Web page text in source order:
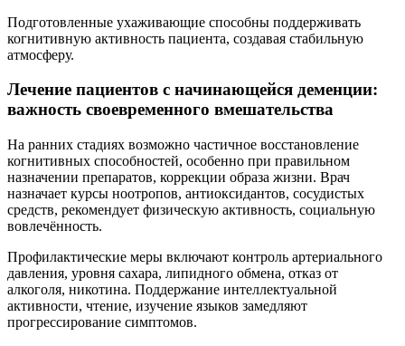
Подготовленные ухаживающие способны поддерживать
когнитивную активность пациента, создавая стабильную
атмосферу.
Лечение пациентов с начинающейся деменции:
важность своевременного вмешательства
На ранних стадиях возможно частичное восстановление
когнитивных способностей, особенно при правильном
назначении препаратов, коррекции образа жизни. Врач
назначает курсы ноотропов, антиоксидантов, сосудистых
средств, рекомендует физическую активность, социальную
вовлечённость.
Профилактические меры включают контроль артериального
давления, уровня сахара, липидного обмена, отказ от
алкоголя, никотина. Поддержание интеллектуальной
активности, чтение, изучение языков замедляют
прогрессирование симптомов.